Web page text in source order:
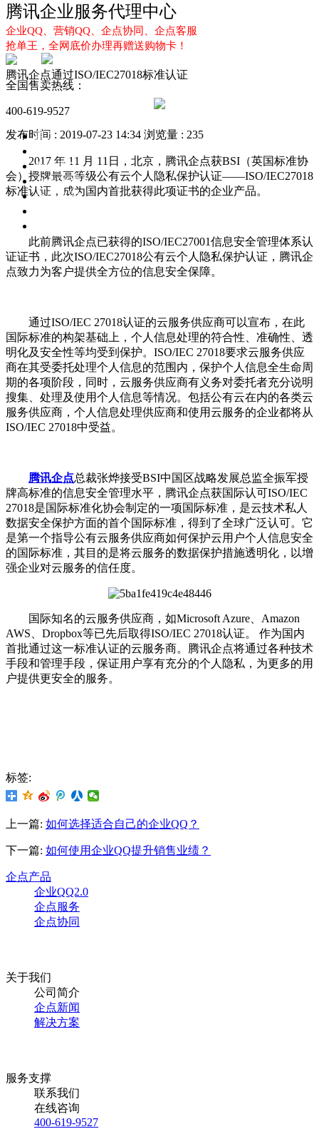
腾讯企业服务代理中心
企业QQ、营销QQ、企点协同、企点客服
抢单王，全网底价办理再赠送购物卡！
全国售卖热线：
400-619-9527
首页
企点服务
企业QQ2.0
企点协同
腾讯企点通过ISO/IEC27018标准认证
发布时间 : 2019-07-23 14:34 浏览量 : 235
2017 年 11 月 11日，北京，腾讯企点获BSI（英国标准协
会）授牌最高等级公有云个人隐私保护认证――ISO/IEC27018
标准认证，成为国内首批获得此项证书的企业产品。
此前腾讯企点已获得的ISO/IEC27001信息安全管理体系认
证证书，此次ISO/IEC27018公有云个人隐私保护认证，腾讯企
点致力为客户提供全方位的信息安全保障。
通过ISO/IEC 27018认证的云服务供应商可以宣布，在此
国际标准的构架基础上，个人信息处理的符合性、准确性、透
明化及安全性等均受到保护。ISO/IEC 27018要求云服务供应
商在其受委托处理个人信息的范围内，保护个人信息全生命周
期的各项阶段，同时，云服务供应商有义务对委托者充分说明
搜集、处理及使用个人信息等情况。包括公有云在内的各类云
服务供应商，个人信息处理供应商和使用云服务的企业都将从
ISO/IEC 27018中受益。
腾讯企点总裁张烨接受BSI中国区战略发展总监全振军授
牌高标准的信息安全管理水平，腾讯企点获国际认可ISO/IEC
27018是国际标准化协会制定的一项国际标准，是云技术私人
数据安全保护方面的首个国际标准，得到了全球广泛认可。它
是第一个指导公有云服务供应商如何保护云用户个人信息安全
的国际标准，其目的是将云服务的数据保护措施透明化，以增
强企业对云服务的信任度。
国际知名的云服务供应商，如Microsoft Azure、Amazon
AWS、Dropbox等已先后取得ISO/IEC 27018认证。 作为国内
首批通过这一标准认证的云服务商。腾讯企点将通过各种技术
手段和管理手段，保证用户享有充分的个人隐私，为更多的用
户提供更安全的服务。
标签:
上一篇: 如何选择适合自己的企业QQ？
下一篇: 如何使用企业QQ提升销售业绩？
企点产品
企业QQ2.0
企点服务
企点协同
关于我们
公司简介
企点新闻
解决方案
服务支撑
联系我们
在线咨询
400-619-9527